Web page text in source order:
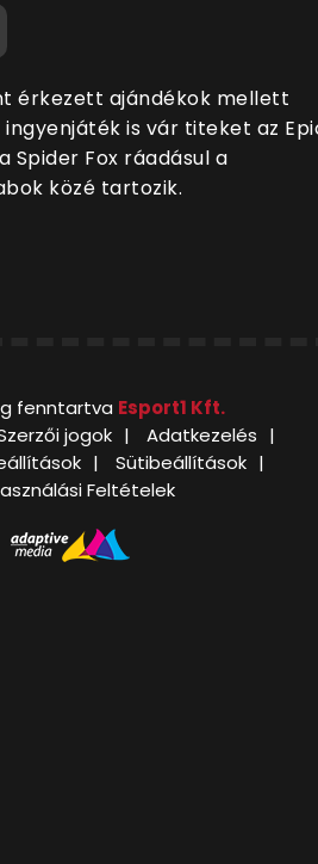
érkezett ajándékok mellett
is vár titeket az
Spider Fox ráadásul a
közé tartozik.
fenntartva Esport1 Kft.
jogok
Adatkezelés
Sütibeállítások
Feltételek